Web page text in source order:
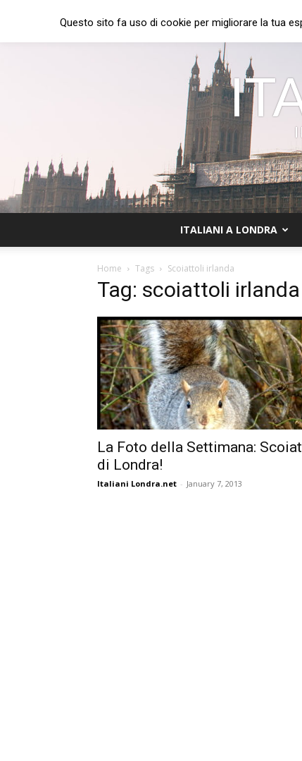
ITALIANI A LONDRA
Home Tags Scoiattoli irlanda
Tag: scoiattoli irlanda
La Foto della Settimana:
di Londra!
Italiani Londra.net - January 7, 2013
Questo sito fa uso di cookie per migliorare la tua